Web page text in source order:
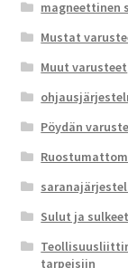
magneettinen
Mustat
Muut varusteet
Pöydän
Sulut ja sulkeet
tarpeisiin